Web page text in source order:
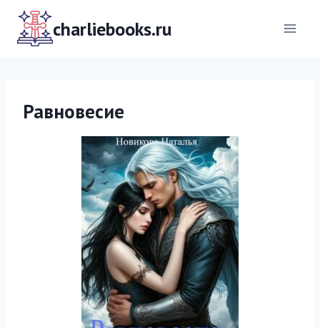
Перейти
содержимомуcharliebooks.ru
Равновесие